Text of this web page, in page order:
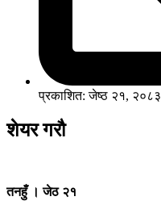
प्रकाशित: जेष्ठ २१, २०८३
शेयर गरौ
तनहुँ । जेठ २१